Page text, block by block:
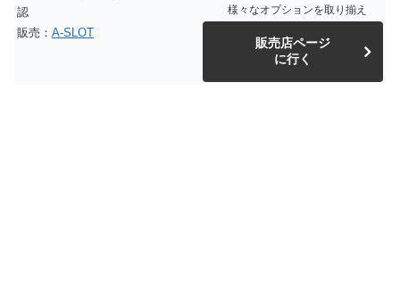
認
販売： A-SLOT
様々なオプションを取り揃え
販売店ページ
に行く